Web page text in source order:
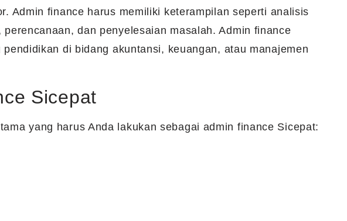
Admin finance harus memiliki keterampilan seperti analisis
dan penyelesaian masalah. Admin finance
di bidang akuntansi, keuangan, atau manajemen
Sicepat
yang harus Anda lakukan sebagai admin finance Sicepat: